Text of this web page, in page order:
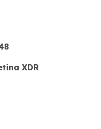
XDR